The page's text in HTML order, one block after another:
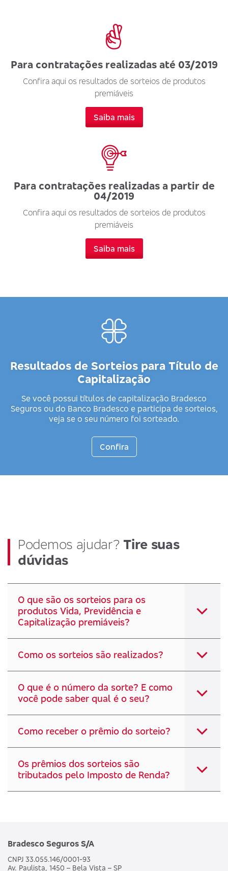
Para contratações realizadas até 03/2019
Confira aqui os resultados de sorteios de produtos
premiáveis
Saiba mais
Para contratações realizadas a partir de
04/2019
Confira aqui os resultados de sorteios de produtos
premiáveis
Saiba mais
Resultados de Sorteios para Título de
Capitalização
Se você possui títulos de capitalização Bradesco
Seguros ou do Banco Bradesco e participa de sorteios,
veja se o seu número foi sorteado.
Confira
Podemos ajudar? Tire suas
dúvidas
O que são os sorteios para os
produtos Vida, Previdência e
Capitalização premiáveis?
Como os sorteios são realizados?
O que é o número da sorte? E como
você pode saber qual é o seu?
Como receber o prêmio do sorteio?
Os prêmios dos sorteios são
tributados pelo Imposto de Renda?
Bradesco Seguros S/A
CNPJ 33.055.146/0001-93
Av. Paulista, 1450 – Bela Vista – SP